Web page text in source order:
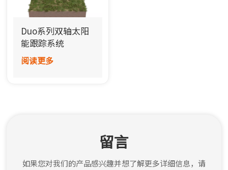
한국어
بالعربية
Duo系列双轴太阳
能跟踪系统
阅读更多
留言
如果您对我们的产品感兴趣并想了解更多详细信息，请